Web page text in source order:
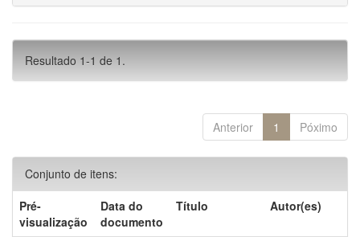
Resultado 1-1 de 1.
Anterior 1 Póximo
Conjunto de itens:
Pré-
visualização
Data do
documento
Título Autor(es)